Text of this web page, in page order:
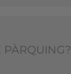
PÀRQUING?